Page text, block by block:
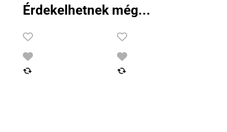
Érdekelhetnek még...